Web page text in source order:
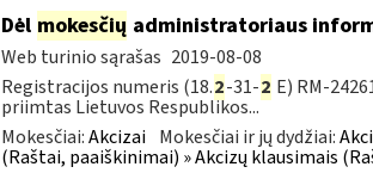
Dėl mokesčių administratoriaus
Web turinio sąrašas 2019-08-08
Registracijos numeris (18.2-31-2 E) RM-
priimtas Lietuvos Respublikos...
Mokesčiai:Akcizai Mokesčiai ir jų dydžiai:
(Raštai, paaiškinimai) » Akcizų klausimais